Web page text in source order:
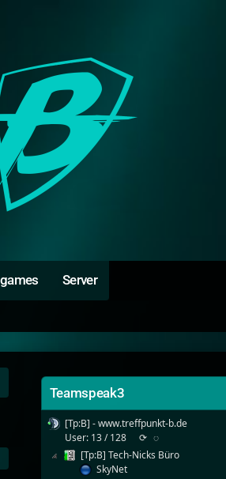
Server
Teamspeak3
[Tp:B] - www.treffpunkt-b.de
User: 13 / 128
⟳ ◌
[Tp:B] Tech-Nicks Büro
SkyNet